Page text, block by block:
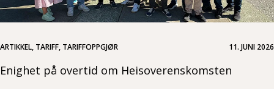
ARTIKKEL, TARIFF, TARIFFOPPGJØR 11. JUNI 2026
Enighet på overtid om Heisoverenskomsten